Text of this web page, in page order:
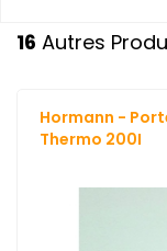
16 Autres
Hormann -
Thermo 200I